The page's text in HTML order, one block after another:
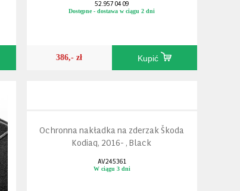
52.957 04 09
Dostępne - dostawa w ciągu 2 dni
386,- zł Kupić
Ochronna nakładka na zderzak Škoda
Kodiaq, 2016- , Black
AV245361
W ciągu 3 dni